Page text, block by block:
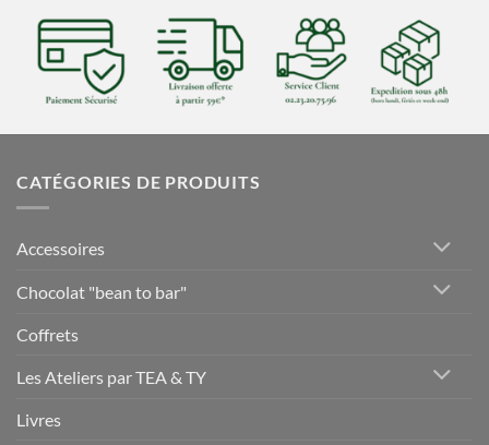
CATÉGORIES DE PRODUITS
Accessoires
Chocolat "bean to bar"
Coffrets
Les Ateliers par TEA & TY
Livres